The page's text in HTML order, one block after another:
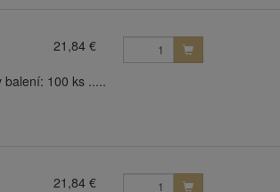
21,84 €
balení: 100 ks .....
21,84 €